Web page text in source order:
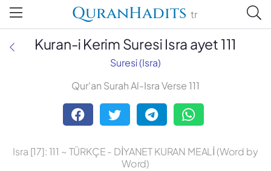
QuranHadits tr
Abdulbaki Gölpınarlı
Adem Uğur
Ali Bulaç
Kuran-i Kerim Suresi Isra ayet 111
Suresi (Isra)
Qur'an Surah Al-Isra Verse 111
Isra [17]: 111 ~ TÜRKÇE - DİYANET KURAN MEALİ (Word by
Word)